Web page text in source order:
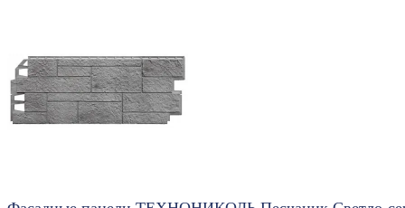
избранное сравнить